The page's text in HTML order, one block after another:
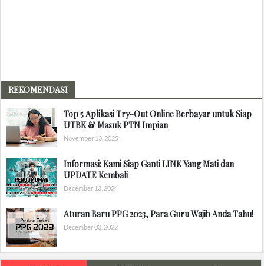
REKOMENDASI
Top 5 Aplikasi Try-Out Online Berbayar untuk Siap
UTBK & Masuk PTN Impian
November 13, 2025
Informasi: Kami Siap Ganti LINK Yang Mati dan
UPDATE Kembali
December 13, 2024
Aturan Baru PPG 2023, Para Guru Wajib Anda Tahu!
December 03, 2022